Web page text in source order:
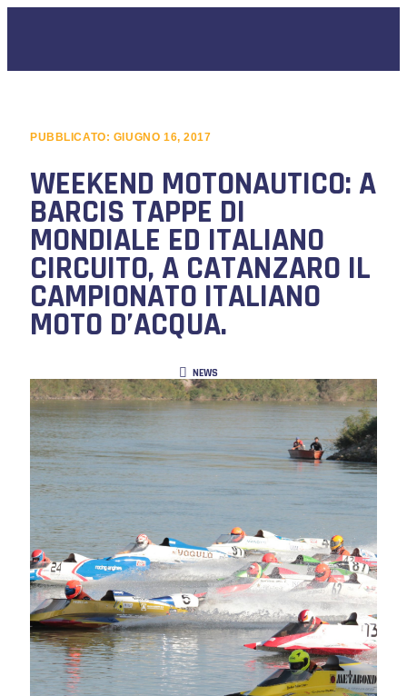
PUBBLICATO: GIUGNO 16, 2017
WEEKEND MOTONAUTICO: A
BARCIS TAPPE DI
MONDIALE ED ITALIANO
CIRCUITO, A CATANZARO IL
CAMPIONATO ITALIANO
MOTO D’ACQUA.
NEWS